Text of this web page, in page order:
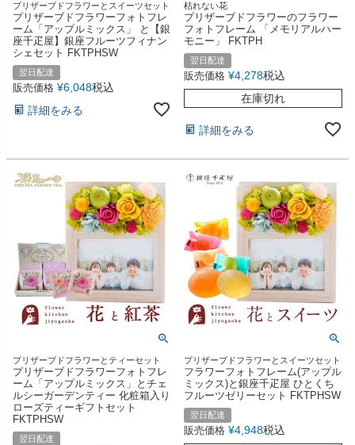
プリザーブドフラワーとスイーツセット
プリザーブドフラワーフォトフレ
ーム「アップルミックス」 と【銀
座千疋屋】銀座フルーツフィナン
シェセット FKTPHSW
翌日配達
販売価格 ¥6,048税込
詳細をみる
枯れない花
プリザーブドフラワーのフラワー
フォトフレーム 「メモリアルハー
モニー」 FKTPH
翌日配達
販売価格 ¥4,278税込
在庫切れ
詳細をみる
プリザーブドフラワーとティーセット
プリザーブドフラワーフォトフレ
ーム「アップルミックス」とチェ
ルシーガーデンティー 化粧箱入り
ローズティーギフトセット
FKTPHSW
翌日配達
プリザーブドフラワーとスイーツセット
フラワーフォトフレーム(アップル
ミックス)と銀座千疋屋 ひとくち
フルーツゼリーセット FKTPHSW
翌日配達
販売価格 ¥4,948税込